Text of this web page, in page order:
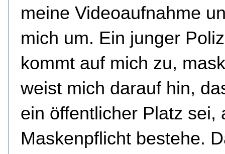
meine Videoaufnahme
mich um. Ein junger
kommt auf mich zu,
weist mich darauf hin,
ein öffentlicher Platz sei,
Maskenpflicht bestehe.